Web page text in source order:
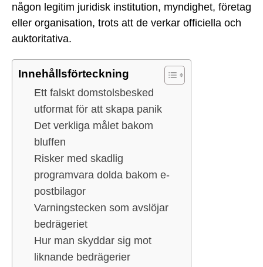
någon legitim juridisk institution, myndighet, företag
eller organisation, trots att de verkar officiella och
auktoritativa.
Innehållsförteckning
Ett falskt domstolsbesked
utformat för att skapa panik
Det verkliga målet bakom
bluffen
Risker med skadlig
programvara dolda bakom e-
postbilagor
Varningstecken som avslöjar
bedrägeriet
Hur man skyddar sig mot
liknande bedrägerier